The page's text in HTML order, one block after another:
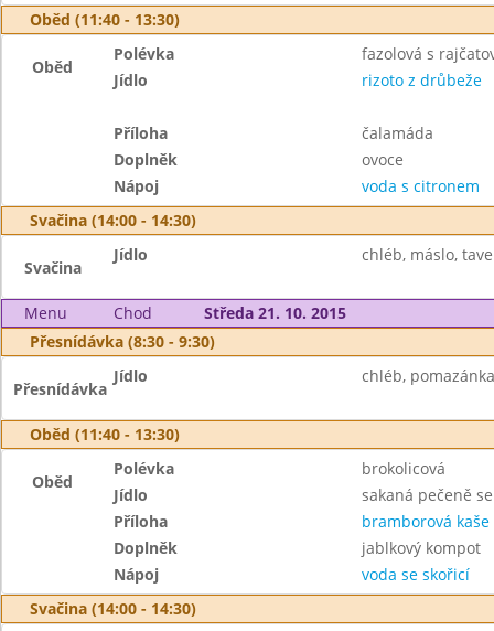
Oběd (11:40 - 13:30)
Oběd
Polévka
fazolová s
Jídlo
rizoto z drůbeže
Příloha
čalamáda
Doplněk
ovoce
Nápoj
voda s citronem
Svačina (14:00 - 14:30)
Svačina
Jídlo chléb, máslo,
Menu Chod
Středa 21. 10. 2015
Přesnídávka (8:30 - 9:30)
Přesnídávka
Jídlo chléb,
Oběd (11:40 - 13:30)
Oběd
Polévka
brokolicová
Jídlo
sakaná pečeně
Příloha
bramborová kaše
Doplněk
jablkový kompot
Nápoj
voda se skořicí
Svačina (14:00 - 14:30)